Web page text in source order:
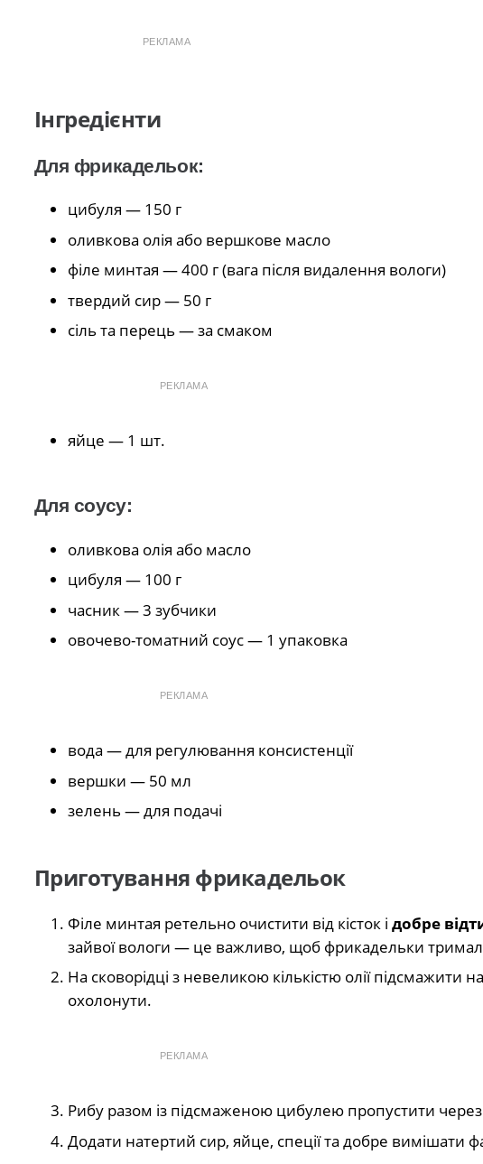
РЕКЛАМА
Інгредієнти
Для фрикадельок:
цибуля — 150 г
оливкова олія або вершкове масло
філе минтая — 400 г (вага після видалення вологи)
твердий сир — 50 г
сіль та перець — за смаком
РЕКЛАМА
яйце — 1 шт.
Для соусу:
оливкова олія або масло
цибуля — 100 г
часник — 3 зубчики
овочево-томатний соус — 1 упаковка
РЕКЛАМА
вода — для регулювання консистенції
вершки — 50 мл
зелень — для подачі
Приготування фрикадельок
Філе минтая ретельно очистити від кісток і добре
зайвої вологи — це важливо, щоб фрикадельки
На сковорідці з невеликою кількістю олії підсмажити
охолонути.
РЕКЛАМА
Рибу разом із підсмаженою цибулею пропустити
Додати натертий сир, яйце, спеції та добре вимішати